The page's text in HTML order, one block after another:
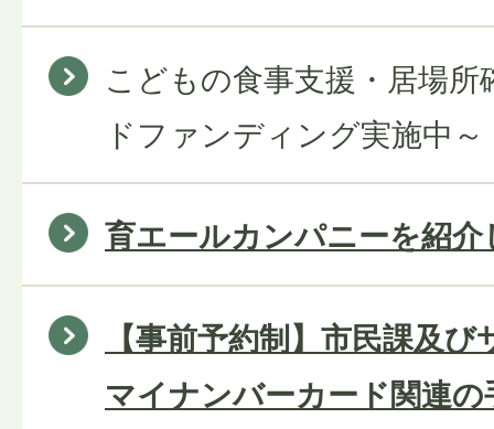
こどもの食事支援・居場
ドファンディング実施中～
育エールカンパニーを紹
【事前予約制】市民課及
マイナンバーカード関連